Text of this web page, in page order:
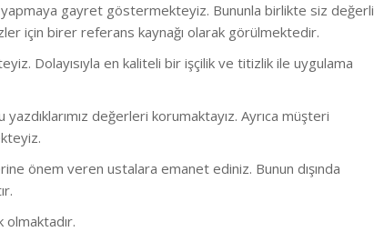
gayret göstermekteyiz. Bununla birlikte siz değerli
için birer referans kaynağı olarak görülmektedir.
Dolayısıyla en kaliteli bir işçilik ve titizlik ile uygulama
değerleri korumaktayız. Ayrıca müşteri
önem veren ustalara emanet ediniz. Bunun dışında
olmaktadır.